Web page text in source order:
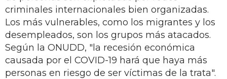
criminales internacionales bien organizadas.
Los más vulnerables, como los migrantes y los
desempleados, son los grupos más atacados.
Según la ONUDD, "la recesión económica
causada por el COVID-19 hará que haya más
personas en riesgo de ser víctimas de la trata".